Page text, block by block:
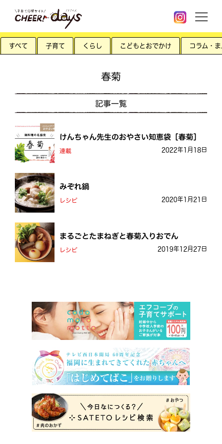
すべて 子育て くらし こどもとおでかけ コラム・
春菊
記事一覧
けんちゃん先生のおやさい知恵袋［春菊］
連載 2022年1月18日
みぞれ鍋
レシピ 2020年1月21日
まるごとたまねぎと春菊入りおでん
レシピ 2019年12月27日